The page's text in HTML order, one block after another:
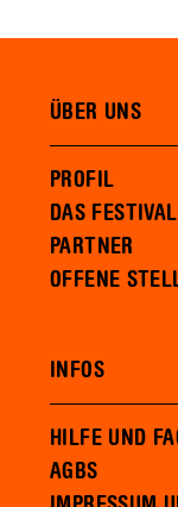
ÜBER UNS
PROFIL
DAS
PARTNER
OFFENE
INFOS
HILFE UND
AGBS